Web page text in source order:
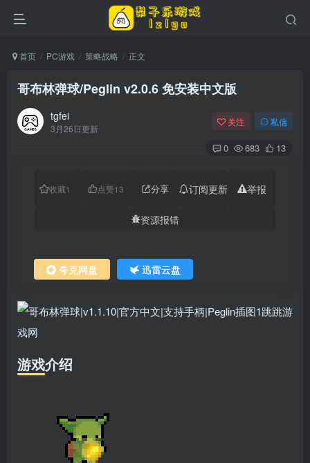
首页 PC游戏 策略战略 正文
哥布林弹球/Peglin v2.0.6 免安装中文版
tgfei
3月26日更新
关注 私信
0 683 13
收藏1 点赞13 分享 订阅更新 举报
资源报错
夸克网盘 迅雷云盘
游戏介绍